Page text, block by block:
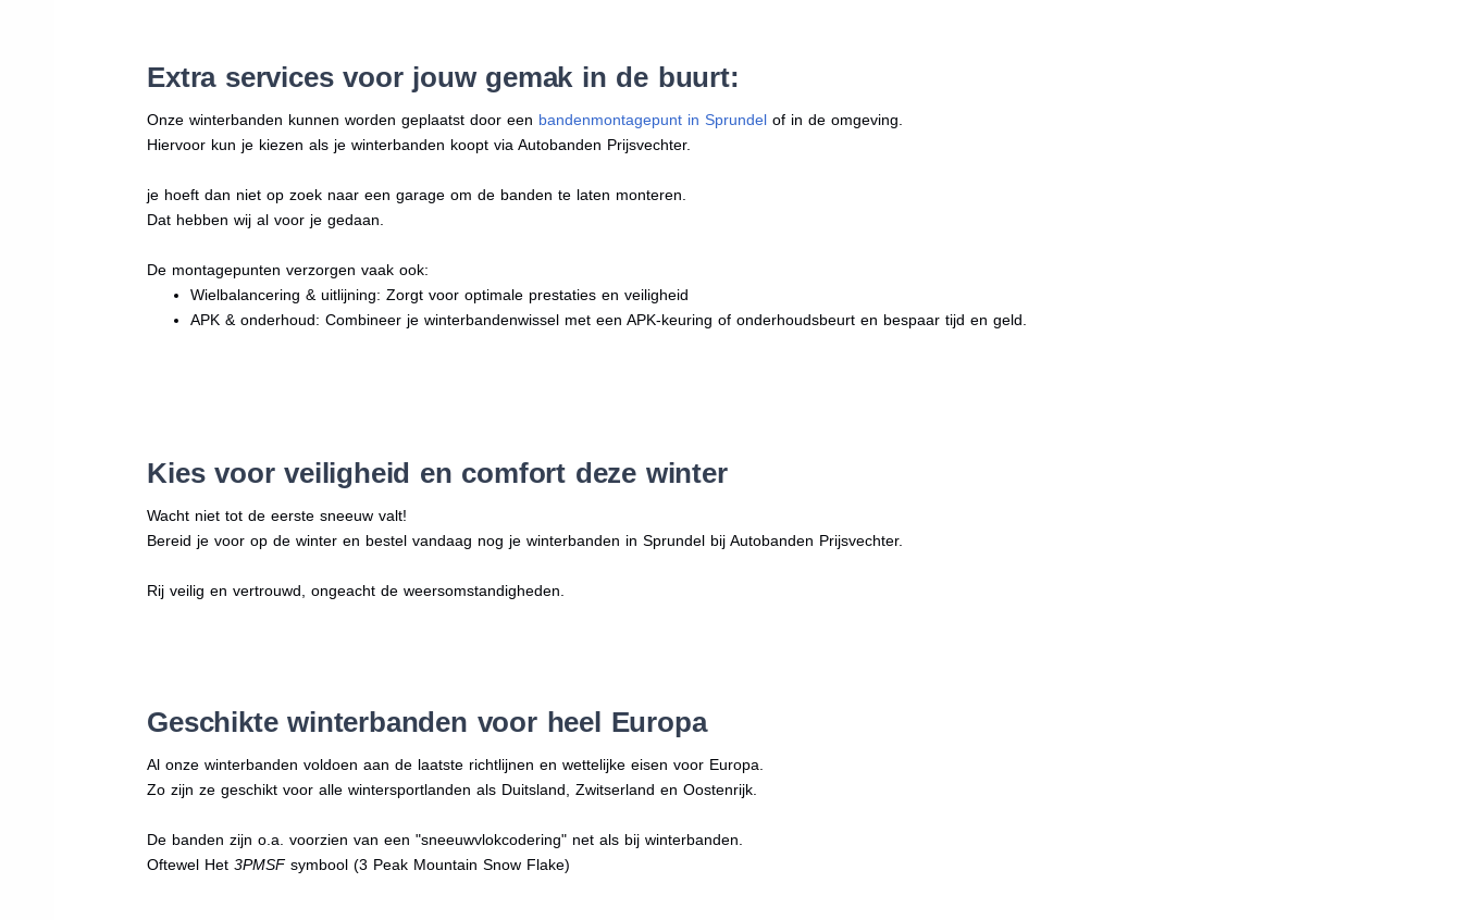
Extra services voor jouw gemak in de buurt:
Onze winterbanden kunnen worden geplaatst door een bandenmontagepunt in Sprundel of in de omgeving.
Hiervoor kun je kiezen als je winterbanden koopt via Autobanden Prijsvechter.
je hoeft dan niet op zoek naar een garage om de banden te laten monteren.
Dat hebben wij al voor je gedaan.
De montagepunten verzorgen vaak ook:
Wielbalancering & uitlijning: Zorgt voor optimale prestaties en veiligheid
APK & onderhoud: Combineer je winterbandenwissel met een APK-keuring of onderhoudsbeurt en bespaar tijd en geld.
Kies voor veiligheid en comfort deze winter
Wacht niet tot de eerste sneeuw valt!
Bereid je voor op de winter en bestel vandaag nog je winterbanden in Sprundel bij Autobanden Prijsvechter.
Rij veilig en vertrouwd, ongeacht de weersomstandigheden.
Geschikte winterbanden voor heel Europa
Al onze winterbanden voldoen aan de laatste richtlijnen en wettelijke eisen voor Europa.
Zo zijn ze geschikt voor alle wintersportlanden als Duitsland, Zwitserland en Oostenrijk.
De banden zijn o.a. voorzien van een "sneeuwvlokcodering" net als bij winterbanden.
Oftewel Het3PMSFsymbool (3 Peak Mountain Snow Flake)